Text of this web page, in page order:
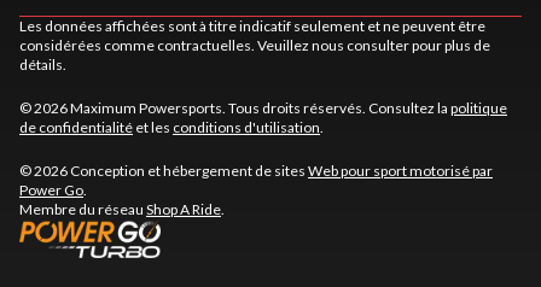
Les données affichées sont à titre indicatif seulement et ne peuvent être
considérées comme contractuelles. Veuillez nous consulter pour plus de
détails.
© 2026 Maximum Powersports. Tous droits réservés. Consultez la politique
de confidentialité et les conditions d'utilisation
© 2026 Conception et hébergement de sites Web pour sport motorisé par
Power Go
Membre du réseau Shop A Ride